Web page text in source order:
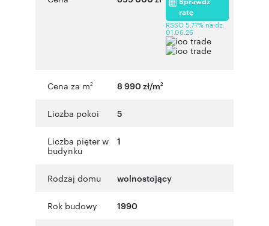
ratę
RSSO 5,77% na dz.
01.06.26
Cena za m2 8 990 zł/m2
Liczba pokoi 5
Liczba pięter w
budynku
1
Rodzaj domu wolnostojący
Rok budowy 1990